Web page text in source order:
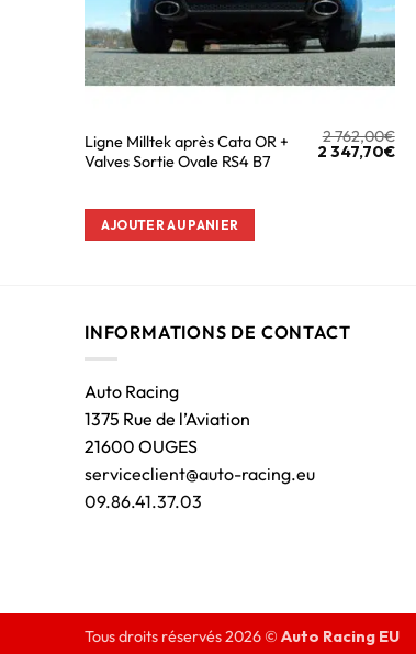
Ligne Milltek après Cata OR +
Valves Sortie Ovale RS4 B7
2 762,00€
2 347,70€
AJOUTER AU PANIER
INFORMATIONS DE CONTACT
Auto Racing
1375 Rue de l’Aviation
21600 OUGES
serviceclient@auto-racing.eu
09.86.41.37.03
Tous droits réservés 2026 © Auto Racing EU